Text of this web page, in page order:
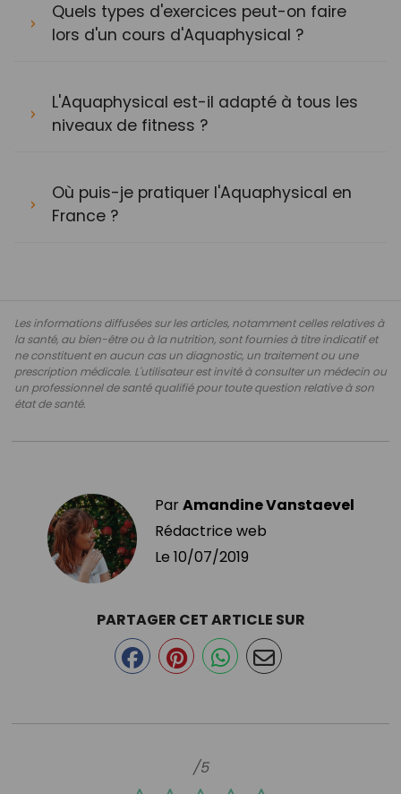
Quels types d'exercices peut-on faire
lors d'un cours d'Aquaphysical ?
L'Aquaphysical est-il adapté à tous les
niveaux de fitness ?
Où puis-je pratiquer l'Aquaphysical en
France ?
Les informations diffusées sur les articles, notamment celles relatives à
la santé, au bien-être ou à la nutrition, sont fournies à titre indicatif et
ne constituent en aucun cas un diagnostic, un traitement ou une
prescription médicale. L'utilisateur est invité à consulter un médecin ou
un professionnel de santé qualifié pour toute question relative à son
état de santé.
ParAmandine Vanstaevel
Rédactrice web
Le 10/07/2019
/5
PARTAGER CET ARTICLE SUR